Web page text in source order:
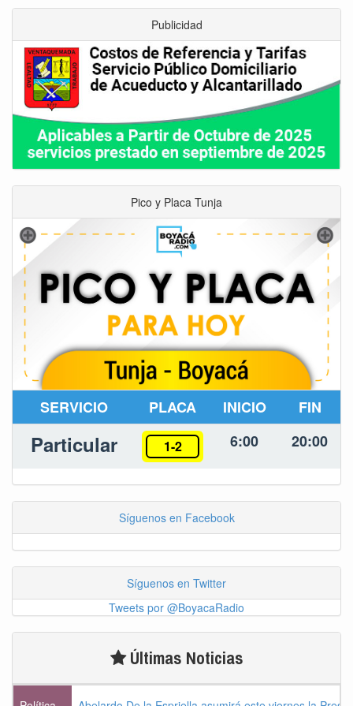
Publicidad
Pico y Placa Tunja
SERVICIO PLACA INICIO FIN
Particular 1-2 6:00 20:00
Síguenos en Facebook
Síguenos en Twitter
Tweets por @BoyacaRadio
Últimas Noticias